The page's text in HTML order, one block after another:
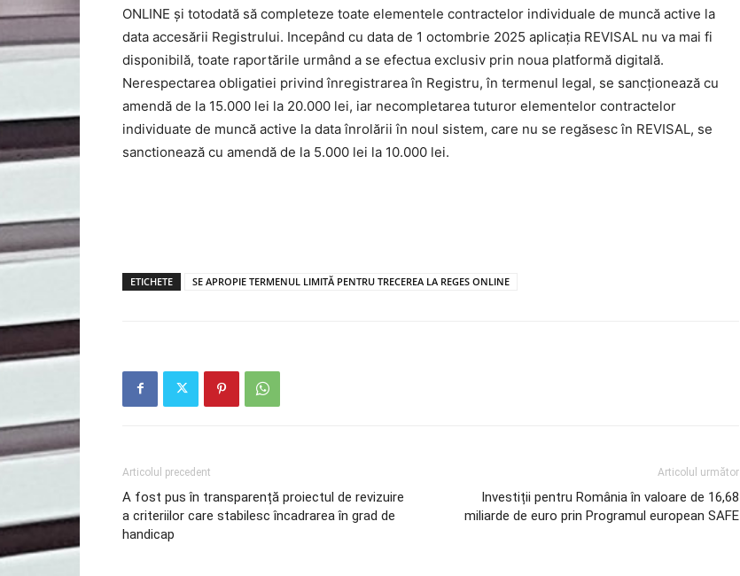
ONLINE și totodată să completeze toate elementele contractelor individuale de muncă active la
data accesării Registrului. Incepând cu data de 1 octombrie 2025 aplicația REVISAL nu va mai fi
disponibilă, toate raportările urmând a se efectua exclusiv prin noua platformă digitală.
Nerespectarea obligatiei privind înregistrarea în Registru, în termenul legal, se sancționează cu
amendă de la 15.000 lei la 20.000 lei, iar necompletarea tuturor elementelor contractelor
individuate de muncă active la data înrolării în noul sistem, care nu se regăsesc în REVISAL, se
sanctionează cu amendă de la 5.000 lei la 10.000 lei.
ETICHETE SE APROPIE TERMENUL LIMITĂ PENTRU TRECEREA LA REGES ONLINE
Articolul precedent
A fost pus în transparență proiectul de revizuire
a criteriilor care stabilesc încadrarea în grad de
handicap
Articolul următor
Investiții pentru România în valoare de 16,68
miliarde de euro prin Programul european SAFE